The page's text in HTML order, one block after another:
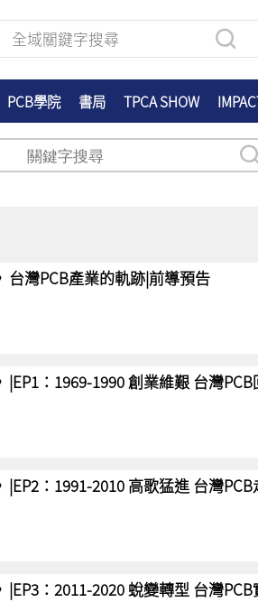
PCB學院 書局 TPCA SHOW
台灣PCB產業的軌跡|前導預告
|EP1：1969-1990 創業維艱 台灣
|EP2：1991-2010 高歌猛進 台灣
|EP3：2011-2020 蛻變轉型 台灣